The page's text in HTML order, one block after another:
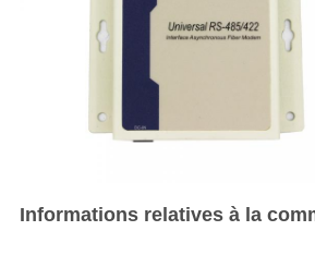
Informations relatives à la